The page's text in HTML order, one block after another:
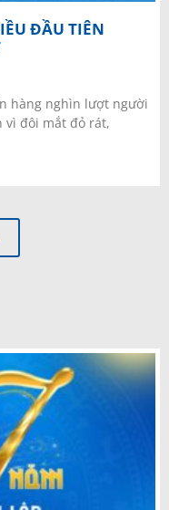
ĐẦU TIÊN
hàng nghìn lượt người
vì đôi mắt đỏ rát,